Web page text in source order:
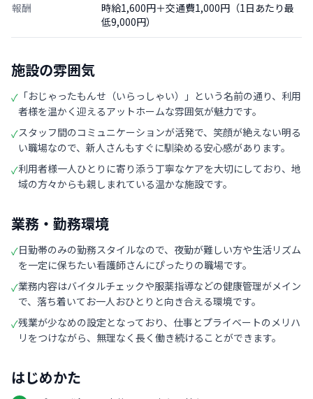
報酬
時給1,600円＋交通費1,000円（1日あたり最
低9,000円）
施設の雰囲気
✓ 「おじゃったもんせ（いらっしゃい）」という名前の通り、利用
者様を温かく迎えるアットホームな雰囲気が魅力です。
✓スタッフ間のコミュニケーションが活発で、笑顔が絶えない明る
い職場なので、新人さんもすぐに馴染める安心感があります。
✓利用者様一人ひとりに寄り添う丁寧なケアを大切にしており、地
域の方々からも親しまれている温かな施設です。
業務・勤務環境
✓日勤帯のみの勤務スタイルなので、夜勤が難しい方や生活リズム
を一定に保ちたい看護師さんにぴったりの職場です。
✓業務内容はバイタルチェックや服薬指導などの健康管理がメイン
で、落ち着いてお一人おひとりと向き合える環境です。
✓残業が少なめの設定となっており、仕事とプライベートのメリハ
リをつけながら、無理なく長く働き続けることができます。
はじめかた